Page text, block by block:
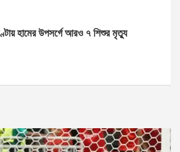
হামের উপসর্গে আরও ৭ শিশুর মৃত্যু